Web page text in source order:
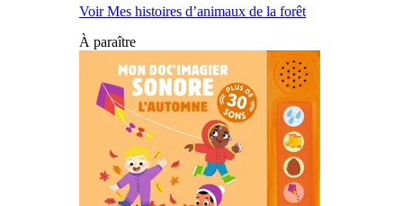
Voir Mes histoires d’animaux de la forêt
À paraître